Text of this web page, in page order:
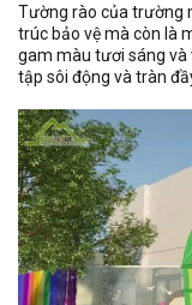
Tường rào của trường
trúc bảo vệ mà còn là
gam màu tươi sáng
tập sôi động và tràn